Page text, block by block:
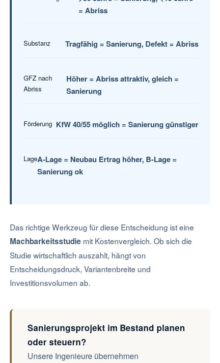
= Abriss
Substanz Tragfähig = Sanierung, Defekt = Abriss
GFZ nach
Abriss
Höher = Abriss attraktiv, gleich =
Sanierung
Förderung KfW 40/55 möglich = Sanierung günstiger
LageA-Lage = Neubau Ertrag höher, B-Lage =
Sanierung ok
Das richtige Werkzeug für diese Entscheidung ist eine
Machbarkeitsstudie mit Kostenvergleich. Ob sich die
Studie wirtschaftlich auszahlt, hängt von
Entscheidungsdruck, Variantenbreite und
Investitionsvolumen ab.
Sanierungsprojekt im Bestand planen
oder steuern?
Unsere Ingenieure übernehmen